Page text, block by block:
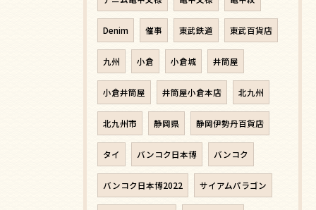
Denim 催事 東武鉄道 東武百貨店
九州 小倉 小倉城 井筒屋
小倉井筒屋 井筒屋小倉本店 北九州
北九州市 静岡県 静岡伊勢丹百貨店
タイ バンコク日本博 バンコク
バンコク日本博2022 サイアムパラゴン